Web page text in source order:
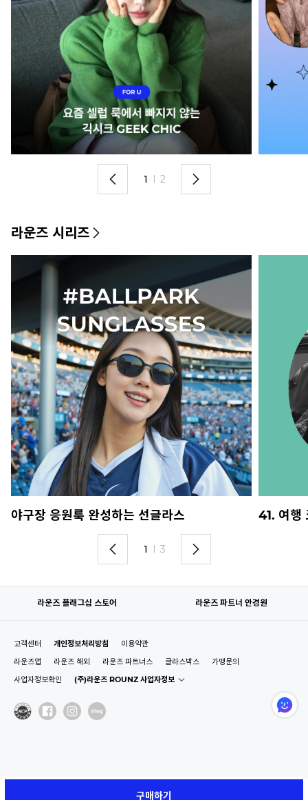
1 I 2
라운즈 시리즈
야구장 응원룩 완성하는 선글라스 41. 여행
1 I 3
구매하기
라운즈 플래그십 스토어 라운즈 파트너 안경원
고객센터 개인정보처리방침
이용약관
라운즈앱
라운즈 해외 라운즈 파트너스 글라스박스
가맹문의
사업자정보확인
(주)라운즈 ROUNZ 사업자정보